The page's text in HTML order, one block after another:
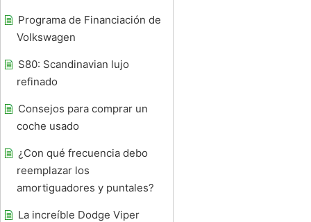
Programa de Financiación de
Volkswagen
S80: Scandinavian lujo
refinado
Consejos para comprar un
coche usado
¿Con qué frecuencia debo
reemplazar los
amortiguadores y puntales?
La increíble Dodge Viper